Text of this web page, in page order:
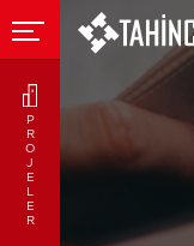
P
R
O
J
E
E
R